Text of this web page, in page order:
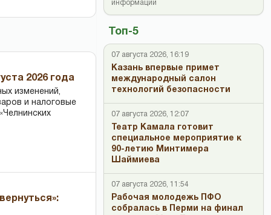
2026 года
изменений,
и налоговые
Топ-5
07 августа 2026, 16:19
Казань впервые примет
международный салон
технологий безопасности
07 августа 2026, 12:07
Театр Камала готовит
специальное мероприятие к
90-летию Минтимера
Шаймиева
07 августа 2026, 11:54
Рабочая молодежь ПФО
собралась в Перми на финал
информации